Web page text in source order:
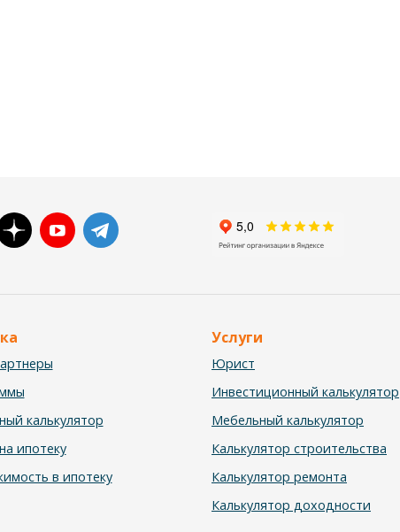
калькулятор
ипотеку
в ипотеку
Услуги
Юрист
Инвестиционный калькулятор
Мебельный калькулятор
Калькулятор строительства
Калькулятор ремонта
Калькулятор доходности